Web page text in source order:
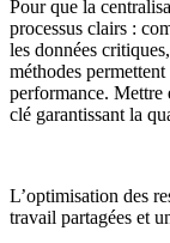
Pour que la
processus clairs :
les données
méthodes
performance. Mettre
clé garantissant la
L’optimisation des
travail partagées et